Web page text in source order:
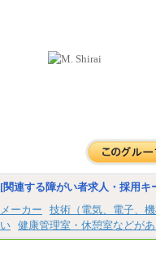
[関連する障がい者求人・採用キ
メーカー
技術（電気、電子、
い 健康管理室・休憩室などが